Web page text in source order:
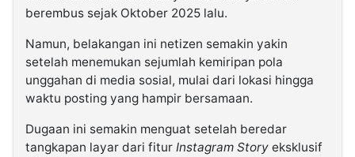
berembus sejak Oktober 2025 lalu.
Namun, belakangan ini netizen semakin yakin
setelah menemukan sejumlah kemiripan pola
unggahan di media sosial, mulai dari lokasi hingga
waktu posting yang hampir bersamaan.
Dugaan ini semakin menguat setelah beredar
tangkapan layar dari fitur Instagram Story eksklusif